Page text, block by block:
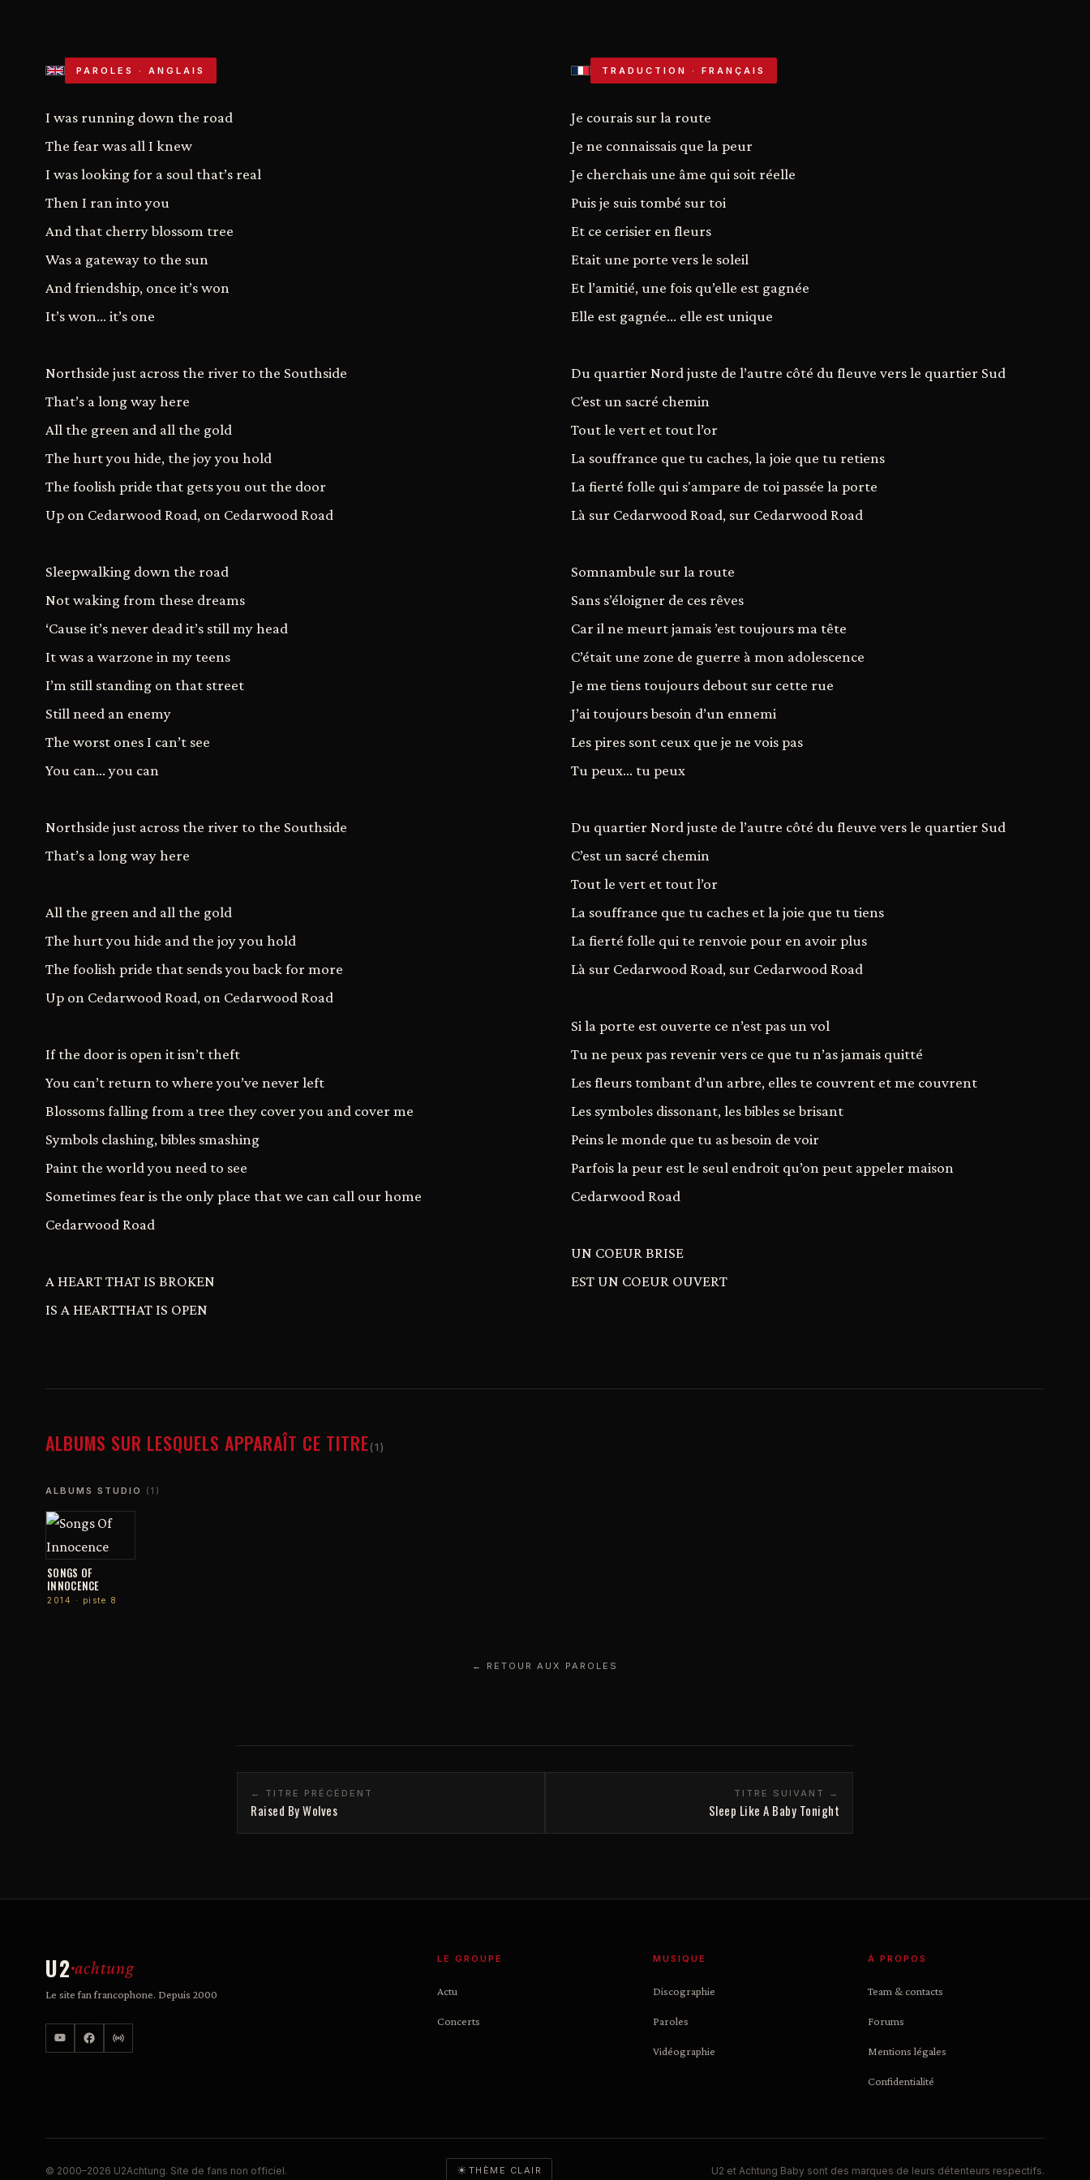
PAROLES · ANGLAIS
I was running down the road
The fear was all I knew
I was looking for a soul that’s real
Then I ran into you
And that cherry blossom tree
Was a gateway to the sun
And friendship, once it’s won
It’s won... it’s one
Northside just across the river to the Southside
That’s a long way here
All the green and all the gold
The hurt you hide, the joy you hold
The foolish pride that gets you out the door
Up on Cedarwood Road, on Cedarwood Road
Sleepwalking down the road
Not waking from these dreams
‘Cause it’s never dead it’s still my head
It was a warzone in my teens
I’m still standing on that street
Still need an enemy
The worst ones I can’t see
You can... you can
Northside just across the river to the Southside
That’s a long way here
All the green and all the gold
The hurt you hide and the joy you hold
The foolish pride that sends you back for more
Up on Cedarwood Road, on Cedarwood Road
If the door is open it isn’t theft
You can’t return to where you’ve never left
Blossoms falling from a tree they cover you and cover me
Symbols clashing, bibles smashing
Paint the world you need to see
Sometimes fear is the only place that we can call our home
Cedarwood Road
A HEART THAT IS BROKEN
IS A HEARTTHAT IS OPEN
TRADUCTION · FRANÇAIS
Je courais sur la route
Je ne connaissais que la peur
Je cherchais une âme qui soit réelle
Puis je suis tombé sur toi
Et ce cerisier en fleurs
Etait une porte vers le soleil
Et l’amitié, une fois qu’elle est gagnée
Elle est gagnée... elle est unique
Du quartier Nord juste de l’autre côté du fleuve vers le quartier Sud
C’est un sacré chemin
Tout le vert et tout l’or
La souffrance que tu caches, la joie que tu retiens
La fierté folle qui s'ampare de toi passée la porte
Là sur Cedarwood Road, sur Cedarwood Road
Somnambule sur la route
Sans s’éloigner de ces rêves
Car il ne meurt jamais ’est toujours ma tête
C’était une zone de guerre à mon adolescence
Je me tiens toujours debout sur cette rue
J’ai toujours besoin d’un ennemi
Les pires sont ceux que je ne vois pas
Tu peux... tu peux
Du quartier Nord juste de l’autre côté du fleuve vers le quartier Sud
C’est un sacré chemin
Tout le vert et tout l’or
La souffrance que tu caches et la joie que tu tiens
La fierté folle qui te renvoie pour en avoir plus
Là sur Cedarwood Road, sur Cedarwood Road
Si la porte est ouverte ce n’est pas un vol
Tu ne peux pas revenir vers ce que tu n’as jamais quitté
Les fleurs tombant d’un arbre, elles te couvrent et me couvrent
Les symboles dissonant, les bibles se brisant
Peins le monde que tu as besoin de voir
Parfois la peur est le seul endroit qu’on peut appeler maison
Cedarwood Road
UN COEUR BRISE
EST UN COEUR OUVERT
ALBUMS SUR LESQUELS APPARAÎT CE TITRE(1)
ALBUMS STUDIO (1)
SONGS OF
INNOCENCE
2014 · piste 8
← RETOUR AUX PAROLES
← TITRE PRÉCÉDENT
Raised By Wolves
TITRE SUIVANT →
Sleep Like A Baby Tonight
U2 achtung
Le site fan francophone. Depuis 2000
LE GROUPE
Actu
Concerts
MUSIQUE
Discographie
Paroles
Vidéographie
À PROPOS
Team & contacts
Forums
Mentions légales
Confidentialité
© 2000–2026 U2Achtung. Site de fans non officiel. ☀ THÈME CLAIR U2 et Achtung Baby sont des marques de leurs détenteurs respectifs.